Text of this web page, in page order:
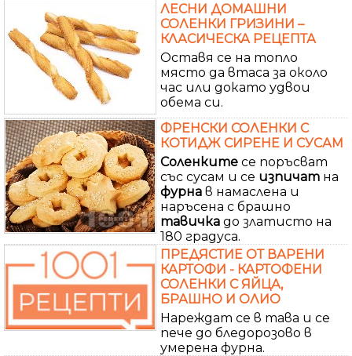
ЛЕСНИ ДОМАШНИ
СОЛЕНКИ ГРИЗИНИ –
КЛАСИЧЕСКА РЕЦЕПТА
Оставя се на топло
място да втаса за около
час или докато удвои
обема си.
ФРЕНСКИ СОЛЕНКИ С
КОТИДЖ СИРЕНЕ И СУСАМ
Соленките се поръсват
със сусам и се изпичат на
фурна в намаслена и
наръсена с брашно
тавичка до златисто на
180 градуса.
ПРЕДЯСТИЕ ОТ ВАРЕНИ
КАРТОФИ - КАРТОФЕНИ
СОЛЕНКИ С ЯЙЦА,
БРАШНО И ОЛИО
Нареждат се в тава и се
пече до бледорозово в
умерена фурна.